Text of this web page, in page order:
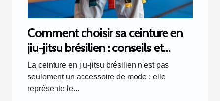
Comment choisir sa ceinture en
jiu-jitsu brésilien : conseils et
critères
La ceinture en jiu-jitsu brésilien n'est pas
seulement un accessoire de mode ; elle
représente le...